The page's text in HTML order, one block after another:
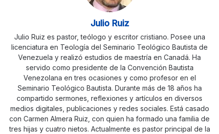
Julio Ruiz
Julio Ruiz es pastor, teólogo y escritor cristiano. Posee una
licenciatura en Teología del Seminario Teológico Bautista de
Venezuela y realizó estudios de maestría en Canadá. Ha
servido como presidente de la Convención Bautista
Venezolana en tres ocasiones y como profesor en el
Seminario Teológico Bautista. Durante más de 18 años ha
compartido sermones, reflexiones y artículos en diversos
medios digitales, publicaciones y redes sociales. Está casado
con Carmen Almera Ruiz, con quien ha formado una familia de
tres hijas y cuatro nietos. Actualmente es pastor principal de la